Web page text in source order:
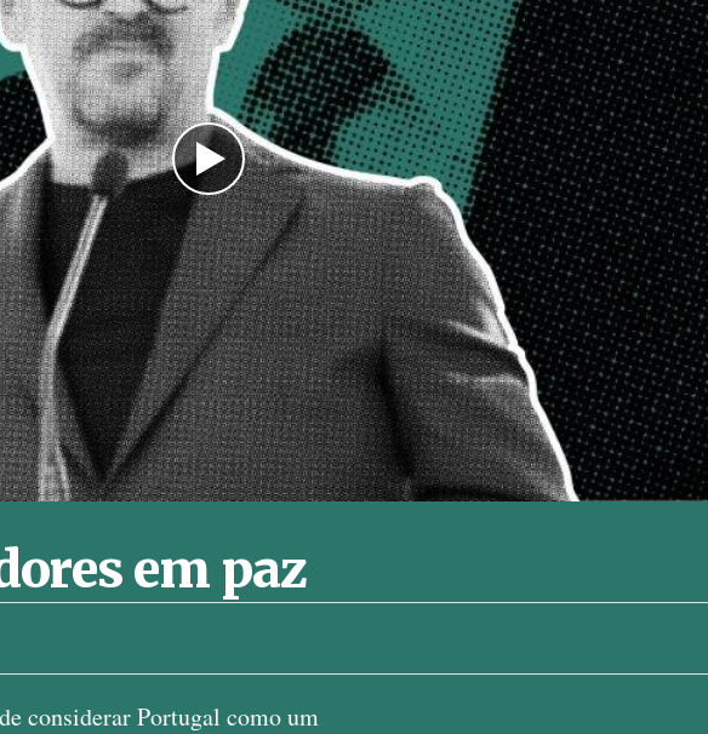
em paz
considerar Portugal como um